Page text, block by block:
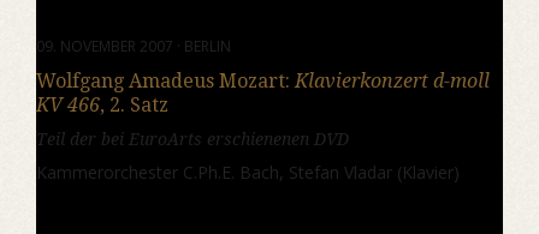
09. NOVEMBER 2007 · BERLIN
Wolfgang Amadeus Mozart:Klavierkonzert d-moll
KV 466, 2. Satz
Teil der bei EuroArts erschienenen DVD
Kammerorchester C.Ph.E. Bach, Stefan Vladar (Klavier)